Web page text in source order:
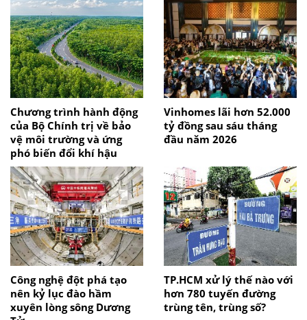
Chương trình hành động
của Bộ Chính trị về bảo
vệ môi trường và ứng
phó biến đổi khí hậu
Vinhomes lãi hơn 52.000
tỷ đồng sau sáu tháng
đầu năm 2026
Công nghệ đột phá tạo
nên kỷ lục đào hầm
xuyên lòng sông Dương
TP.HCM xử lý thế nào với
hơn 780 tuyến đường
trùng tên, trùng số?